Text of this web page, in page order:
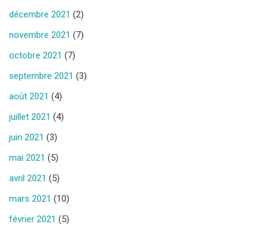
décembre 2021 (2)
novembre 2021 (7)
octobre 2021 (7)
septembre 2021 (3)
août 2021 (4)
juillet 2021 (4)
juin 2021 (3)
mai 2021 (5)
avril 2021 (5)
mars 2021 (10)
février 2021 (5)